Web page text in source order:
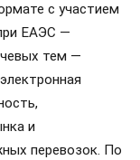
с участием
ЕАЭС —
тем —
и
перевозок. По